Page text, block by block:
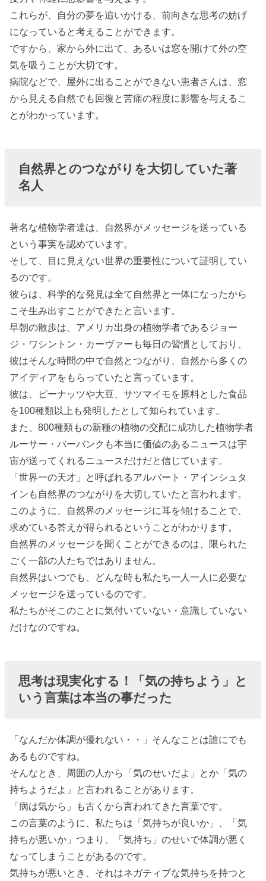
これらが、自分の夢を追いかける、前向きな思考の妨げ
になっていると考えることができます。
ですから、家から外に出て、あるいは窓を開けて外の空
気を吸うことが大切です。
病院などで、屋外に出ることができない患者さんは、窓
から見える自然でも回復と苦痛の程度に影響を与えるこ
とがわかっています。
自然界とのつながりを大切していた著
名人
著名な植物学者達は、自然界がメッセージを送っている
という事実を認めています。
そして、目に見えない世界の重要性について証明してい
るのです。
彼らは、科学的な発見は全て自然界と一体になったから
こそ生み出すことができたと言います。
早朝の散歩は、アメリカ出身の植物学者であるジョー
ジ・ワシントン・カーヴァーも毎日の習慣としており、
彼はそんな時間の中で自然とつながり、自然から多くの
アイディアをもらっていたと言っています。
彼は、ピーナッツや大豆、サツマイモを原料とした食品
を100種類以上も発明したとして知られています。
また、800種類もの新種の植物の交配に成功した植物学者
ルーサー・バーバンクも本当に価値のあるニュースは宇
宙が送ってくれるニュースだけだと信じています。
「世界一の天才」と呼ばれるアルバート・アインシュタ
インも自然界のつながりを大切していたと言われます。
このように、自然界のメッセージに耳を傾けることで、
求めている答えが得られるということがわかります。
自然界のメッセージを聞くことができるのは、限られた
ごく一部の人たちではありません。
自然界はいつでも、どんな時も私たち一人一人に必要な
メッセージを送っているのです。
私たちがそこのことに気付いていない・意識していない
だけなのですね。
思考は現実化する！「気の持ちよう」と
いう言葉は本当の事だった
「なんだか体調が優れない・・」そんなことは誰にでも
あるものですね。
そんなとき、周囲の人から「気のせいだよ」とか「気の
持ちようだよ」と言われることがあります。
「病は気から」も古くから言われてきた言葉です。
この言葉のように、私たちは「気持ちが良いか」、「気
持ちが悪いか」つまり、「気持ち」のせいで体調が悪く
なってしまうことがあるのです。
気持ちが悪いとき、それはネガティブな気持ちを持つと